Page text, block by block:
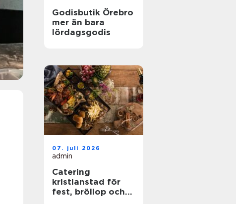
Godisbutik Örebro
mer än bara
lördagsgodis
07. juli 2026
admin
Catering
kristianstad för
fest, bröllop och